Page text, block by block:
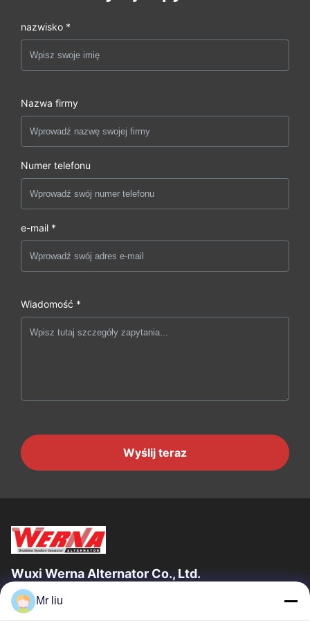
nazwisko *
Nazwa firmy
Numer telefonu
e-mail *
Wiadomość *
Wyślij teraz
Wuxi Werna Alternator Co., Ltd.
Szybkie Linki
Mr liu